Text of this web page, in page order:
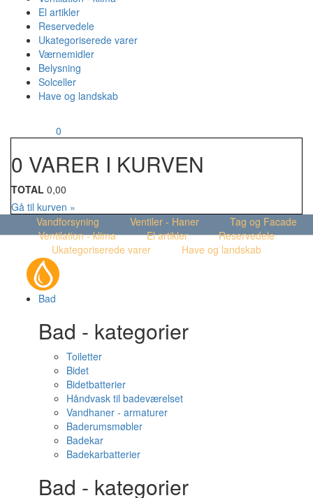
El artikler
Reservedele
Ukategoriserede varer
Værnemidler
Belysning
Solceller
Have og landskab
0
0 VARER I KURVEN
TOTAL 0,00
Gå til kurven »
Vandforsyning
Ventiler - Haner
Tag og Facade
Ventilation - klima
El artikler
Reservedele
Ukategoriserede varer
Have og landskab
Bad
Bad - kategorier
Toiletter
Bidet
Bidetbatterier
Håndvask til badeværelset
Vandhaner - armaturer
Baderumsmøbler
Badekar
Badekarbatterier
Bad - kategorier